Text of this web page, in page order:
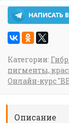
Категории:
пигменты,
Онлайн-курс
Описание